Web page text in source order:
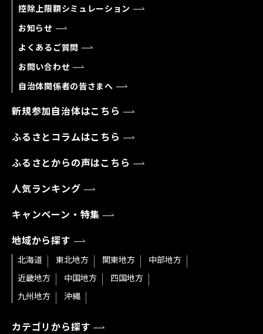
控除上限額シミュレーション
お知らせ
よくあるご質問
お問い合わせ
自治体関係者の皆さまへ
新規参加自治体はこちら
ふるさとコラムはこちら
ふるさとからの声はこちら
人気ランキング
キャンペーン・特集
地域から探す
北海道 東北地方 関東地方
中部地方
近畿地方
中国地方
四国地方
九州地方
沖縄
カテゴリから探す